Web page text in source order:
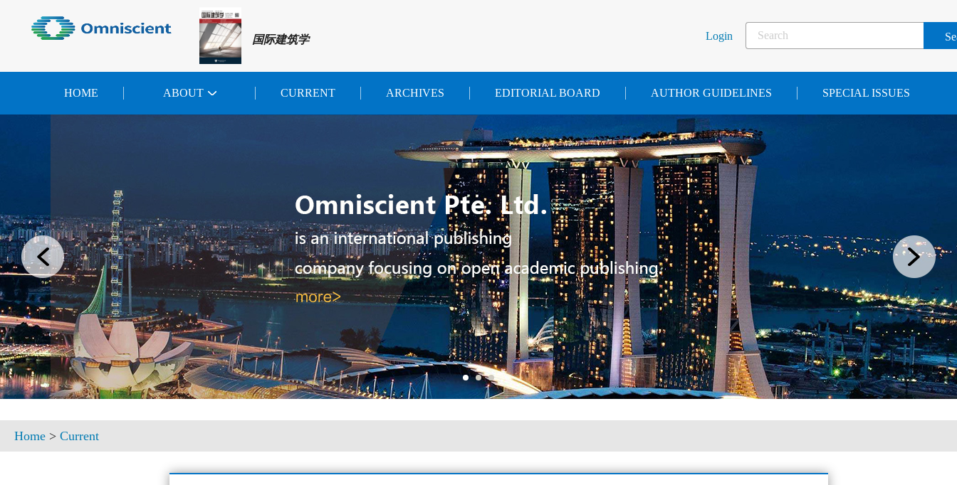
国际建筑学 Login
HOME ABOUT CURRENT ARCHIVES EDITORIAL BOARD AUTHOR GUIDELINES SPECIAL ISSUES
Home > Current